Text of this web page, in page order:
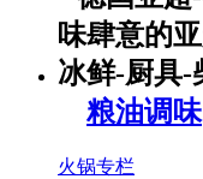
粮油调味
火锅专栏